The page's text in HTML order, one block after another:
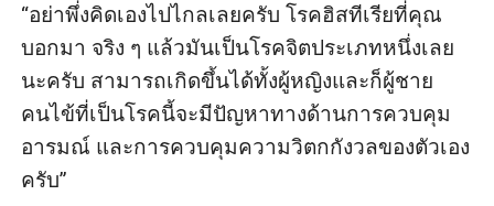
“อย่าพึ่งคิดเองไปไกลเลยครับ โรคฮิสทีเรียที่คุณ
บอกมา จริง ๆ แล้วมันเป็นโรคจิตประเภทหนึ่งเลย
นะครับ สามารถเกิดขึ้นได้ทั้งผู้หญิงและก็ผู้ชาย
คนไข้ที่เป็นโรคนี้จะมีปัญหาทางด้านการควบคุม
อารมณ์ และการควบคุมความวิตกกังวลของตัวเอง
ครับ”